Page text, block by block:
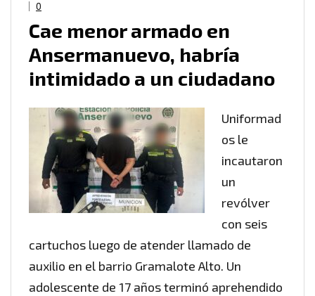
0
Cae menor armado en
Ansermanuevo, habría
intimidado a un ciudadano
Uniformad
os le
incautaron
un
revólver
con seis
cartuchos luego de atender llamado de
auxilio en el barrio Gramalote Alto. Un
adolescente de 17 años terminó aprehendido